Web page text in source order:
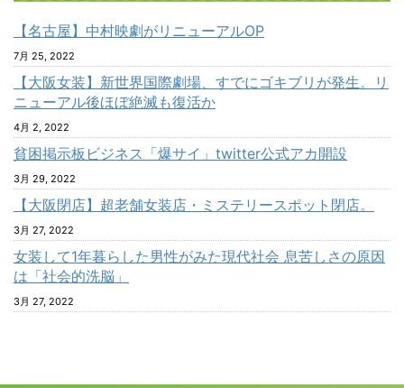
【名古屋】中村映劇がリニューアルOP
7月 25, 2022
【大阪女装】新世界国際劇場、すでにゴキブリが発生。リ
ニューアル後ほぼ絶滅も復活か
4月 2, 2022
貧困掲示板ビジネス「爆サイ」twitter公式アカ開設
3月 29, 2022
【大阪閉店】超老舗女装店・ミステリースポット閉店。
3月 27, 2022
女装して1年暮らした男性がみた現代社会 息苦しさの原因
は「社会的洗脳」
3月 27, 2022